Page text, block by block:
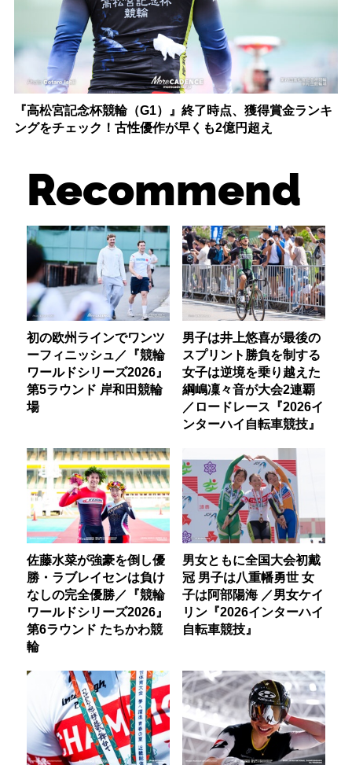
『高松宮記念杯競輪（G1）』終了時点、獲得賞金ランキ
ングをチェック！古性優作が早くも2億円超え
Recommend
初の欧州ラインでワンツ
ーフィニッシュ／『競輪
ワールドシリーズ2026』
第5ラウンド 岸和田競輪
場
男子は井上悠喜が最後の
スプリント勝負を制する
女子は逆境を乗り越えた
綱嶋凜々音が大会2連覇
／ロードレース『2026イ
ンターハイ自転車競技』
佐藤水菜が強豪を倒し優
勝・ラブレイセンは負け
なしの完全優勝／『競輪
ワールドシリーズ2026』
第6ラウンド たちかわ競
輪
男女ともに全国大会初戴
冠 男子は八重幡勇世 女
子は阿部陽海 ／男女ケイ
リン『2026インターハイ
自転車競技』